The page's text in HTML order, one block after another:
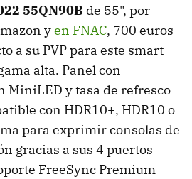
55QN90B de 55", por
yen FNAC, 700 euros
a su PVP para este smart
alta. Panel con
y tasa de refresco
con HDR10+, HDR10 o
para exprimir consolas de
gracias a sus 4 puertos
FreeSync Premium